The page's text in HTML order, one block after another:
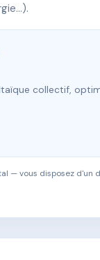
collectif,
— vous disposez d'un